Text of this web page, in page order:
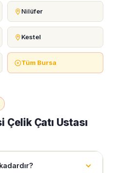
Nilüfer
Kestel
Tüm Bursa
Çelik Çatı Ustası